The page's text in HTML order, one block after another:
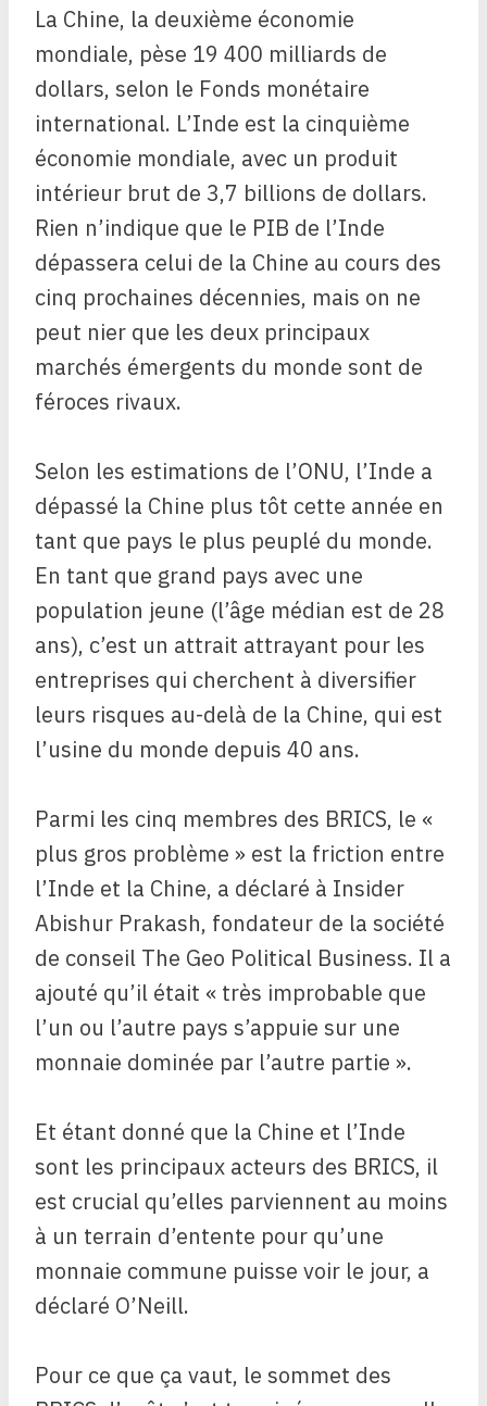
La Chine, la deuxième économie
mondiale, pèse 19 400 milliards de
dollars, selon le Fonds monétaire
international. L’Inde est la cinquième
économie mondiale, avec un produit
intérieur brut de 3,7 billions de dollars.
Rien n’indique que le PIB de l’Inde
dépassera celui de la Chine au cours des
cinq prochaines décennies, mais on ne
peut nier que les deux principaux
marchés émergents du monde sont de
féroces rivaux.
Selon les estimations de l’ONU, l’Inde a
dépassé la Chine plus tôt cette année en
tant que pays le plus peuplé du monde.
En tant que grand pays avec une
population jeune (l’âge médian est de 28
ans), c’est un attrait attrayant pour les
entreprises qui cherchent à diversifier
leurs risques au-delà de la Chine, qui est
l’usine du monde depuis 40 ans.
Parmi les cinq membres des BRICS, le «
plus gros problème » est la friction entre
l’Inde et la Chine, a déclaré à Insider
Abishur Prakash, fondateur de la société
de conseil The Geo Political Business. Il a
ajouté qu’il était « très improbable que
l’un ou l’autre pays s’appuie sur une
monnaie dominée par l’autre partie ».
Et étant donné que la Chine et l’Inde
sont les principaux acteurs des BRICS, il
est crucial qu’elles parviennent au moins
à un terrain d’entente pour qu’une
monnaie commune puisse voir le jour, a
déclaré O’Neill.
Pour ce que ça vaut, le sommet des